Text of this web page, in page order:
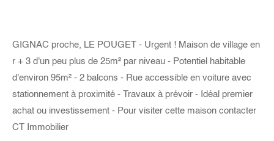
GIGNAC proche, LE POUGET - Urgent ! Maison de village en
r + 3 d'un peu plus de 25m² par niveau - Potentiel habitable
d'environ 95m² - 2 balcons - Rue accessible en voiture avec
stationnement à proximité - Travaux à prévoir - Idéal premier
achat ou investissement - Pour visiter cette maison contacter
CT Immobilier